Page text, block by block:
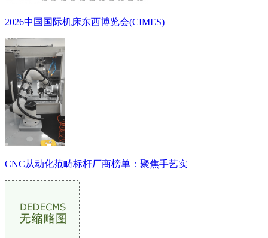
2026中国国际机床东西博览会(CIMES)
CNC从动化范畴标杆厂商榜单：聚焦手艺实